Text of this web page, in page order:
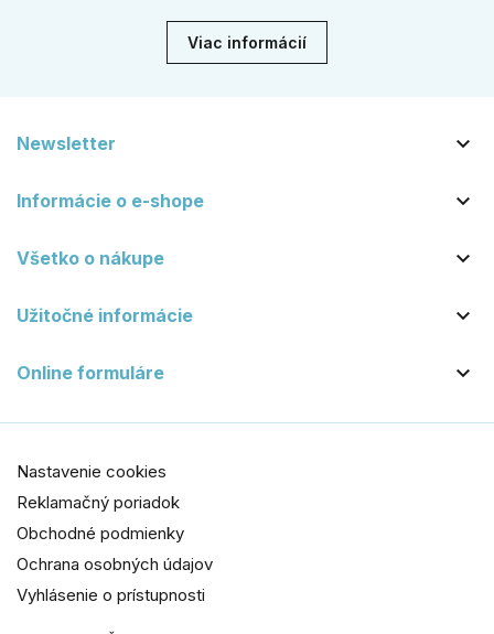
Viac informácií
Newsletter 
Informácie o e-shope 
Všetko o nákupe 
Užitočné informácie 
Online formuláre 
Nastavenie cookies
Reklamačný poriadok
Obchodné podmienky
Ochrana osobných údajov
Vyhlásenie o prístupnosti